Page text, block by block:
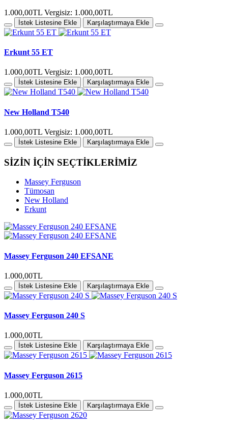
1.000,00TL Vergisiz: 1.000,00TL
İstek Listesine Ekle Karşılaştırmaya Ekle
Erkunt 55 ET
1.000,00TL Vergisiz: 1.000,00TL
İstek Listesine Ekle Karşılaştırmaya Ekle
New Holland T540
1.000,00TL Vergisiz: 1.000,00TL
İstek Listesine Ekle Karşılaştırmaya Ekle
SİZİN İÇİN SEÇTİKLERİMİZ
Massey Ferguson
Tümosan
New Holland
Erkunt
Massey Ferguson 240 EFSANE
1.000,00TL
İstek Listesine Ekle Karşılaştırmaya Ekle
Massey Ferguson 240 S
1.000,00TL
İstek Listesine Ekle Karşılaştırmaya Ekle
Massey Ferguson 2615
1.000,00TL
İstek Listesine Ekle Karşılaştırmaya Ekle